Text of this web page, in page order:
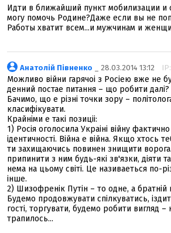
Идти в ближайший пункт мобилизации и
могу помочь Родине?Даже если вы не
Работы хватит всем...и мужчинам и
Анатолій Півненко _ 28.03.2014 13:12
Можливо вiйни гарячоi з Росiею вже не
денний постае питання – що робити далi?
Бачимо, що е рiзнi точки зору –
класифiкувати.
Крайнiми е такi позицii:
1) Росiя оголосила Украiнi вiйну
iдентичностi. Вiйна е вiйна. Якщо хтось
ти захищаючись повинен знищити
припинити з ним будь-якi зв'язки, дiяти
нема на цьому свiтi. Це називаеться по-
iнше.
2) Шизофренiк Путiн – то одне, а братнiй
Будемо продовжувати спiлкуватись,
гостi, торгувати, будемо робити вигляд –
трапилось...